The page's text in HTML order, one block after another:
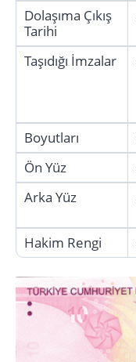
Dolaşıma Çıkış
Tarihi
Taşıdığı İmzalar
Boyutları
Ön Yüz
Arka Yüz
Hakim Rengi